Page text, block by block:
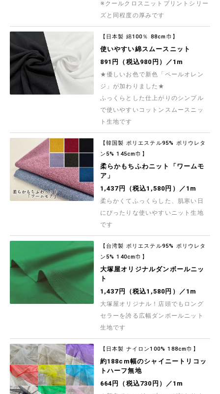
2色のネオンカラーと鳥の群れがスタイリッシュに
デザインされたオックスプリント布地です
755円（税込830円）／1m
2色のネオンカラーが入ったペンキをスパッタリン
グした、スタイリッシュなオックスプリント生地
です
755円（税込830円）／1m
岡山県で洗いをかけた強撚リネンレーヨンボイル
「生地洗い」の本場である岡山県で丁寧に洗いを
1,164円（税込1,280円）／1m
先染クールストライプ
高品質な兵庫県・西脇産の生地が、数量限定お買
い得価格！ 吸水速乾性に優れた機能素材クールマ
ックスファブリックの先染ストライプ生地です 快
適な着心地の定番ストライプシャツ、ブラウス、
ワンピースなど既製品ライクなお洋服づくりにお
すすめです
453円（税込498円）／1m
【現品限り特価】Exclusive collection 西脇産
先染プレミアム100双クロス
高品質な兵庫県・西脇産の生地が、数量限定お買
い得価格！ 最高級のスーピマ綿を使用し、美しい
表面感と滑らかな肌触りに仕上がった先染100双
平織コットンファブリックです 既製品ライクなお
洋服づくりにおすすめの生地です
544円（税込598円）／1m
先染サッカーストライプ
高品質な兵庫県・西脇産の生地が、数量限定お買
い得価格！ 汗ばむ陽気におすすめの、ドライタッ
チで清涼感のある素材です 春夏のお洋服づくりに
おすすめです
710円（税込780円）／1m
オックスプリント「フレンチボタニカル」
新色カラー「くすみブラウン」＆復刻カラー「ペ
ールピンク」♪ 淡くくすませたフレンチカラーを
中心とした、ボタニカルフラワー柄のオックスプ
リント生地です ★「生成(綿かす残し)」「オフア
イボリー」「ペールピンク」「くすみブラウン」
は大塚屋限定カラーです
573円（税込630円）／1m
【現品限り特価】最高級ランクギザ綿使用 西脇産
100双オックス無地
先染め生地の名産地兵庫県西脇で製造されました
薄手のオックスフォード生地です
【現品限り特価】最高級ランクギザ綿使用 西脇産
シャンブレー
先染め生地の名産地兵庫県西脇で製造されました
※クールクロスニットプリントシリー
ズと同程度の厚みです
【日本製 綿100％ 88cm巾】
使いやすい綿スムースニット
891円（税込980円）／1m
★優しいお色で新色「ペールオレン
ジ」が加わりました★
ふっくらとした仕上がりのシンプル
で使いやすいコットンスムースニッ
ト生地です
【韓国製 ポリエステル95% ポリウレタ
ン5% 145cm巾】
柔らかもちふわニット「ワームモ
ア」
1,437円（税込1,580円）／1m
柔らかくてふっくらした、肌寒い日
にぴったりな使いやすいニット生地
です
【台湾製 ポリエステル95% ポリウレタ
ン5% 140cm巾】
大塚屋オリジナルダンボールニッ
ト
1,437円（税込1,580円）／1m
大塚屋オリジナル！店頭でもロング
セラーを誇る広幅ダンボールニット
生地です
【日本製 ナイロン100% 188cm巾】
約188cm幅のシャイニートリコッ
トハーフ無地
664円（税込730円）／1m